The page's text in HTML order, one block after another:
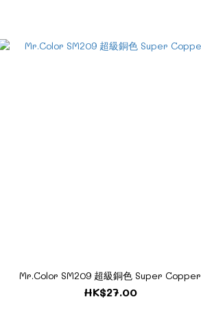
Mr.Color SM209 超級銅色 Super Copper
HK$27.00